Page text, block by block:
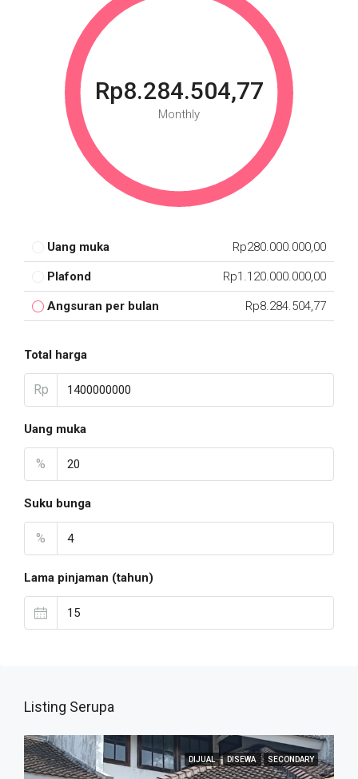
Rp8.284.504,77
Monthly
Uang muka Rp280.000.000,00
Plafond Rp1.120.000.000,00
Angsuran per bulan Rp8.284.504,77
Total harga
Rp
Uang muka
%
Suku bunga
%
Lama pinjaman (tahun)
Listing Serupa
DIJUAL DISEWA SECONDARY